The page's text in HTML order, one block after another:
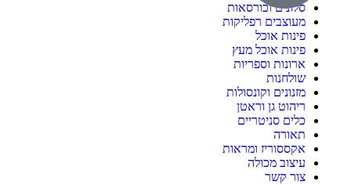
סלונים וכורסאות
מעוצבים רפליקות
פינות אוכל
פינות אוכל מעץ
ארונות וספריות
שולחנות
מזנונים וקונסולות
ריהוט גן וראטן
כלים סניטריים
תאורה
אקססוריז ומראות
עיצוב מכולה
צור קשר